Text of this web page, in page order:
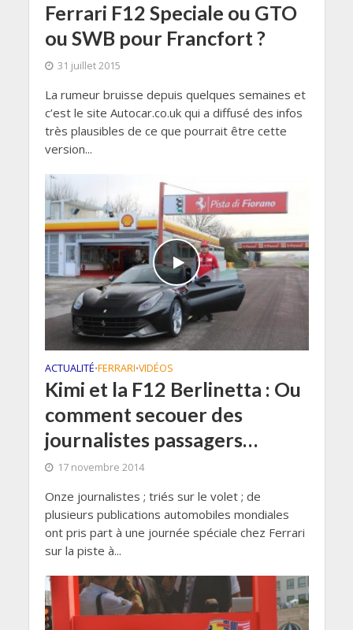
Ferrari F12 Speciale ou GTO
ou SWB pour Francfort ?
31 juillet 2015
La rumeur bruisse depuis quelques semaines et
c’est le site Autocar.co.uk qui a diffusé des infos
très plausibles de ce que pourrait être cette
version...
ACTUALITÉ•FERRARI•VIDÉOS
Kimi et la F12 Berlinetta : Ou
comment secouer des
journalistes passagers…
17 novembre 2014
Onze journalistes ; triés sur le volet ; de
plusieurs publications automobiles mondiales
ont pris part à une journée spéciale chez Ferrari
sur la piste à...